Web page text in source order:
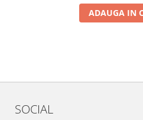
ADAUGA IN
SOCIAL